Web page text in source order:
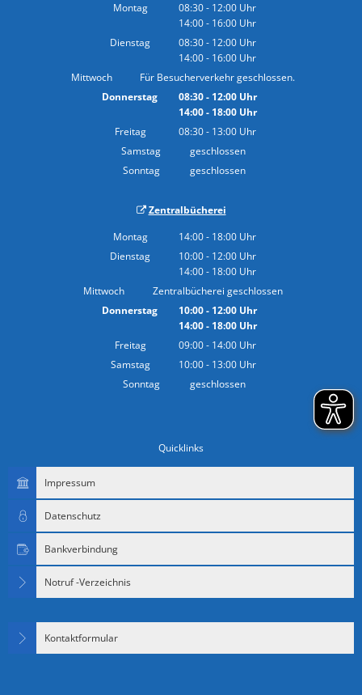
Montag
08:30- 12:00 Uhr
Von 08:30 bis 12:00 Uhr
14:00- 16:00 Uhr
Von 14:00 bis 16:00 Uhr
Dienstag 08:30- 12:00 Uhr
Von 08:30 bis 12:00 Uhr
14:00- 16:00 Uhr
Von 14:00 bis 16:00 Uhr
Mittwoch
Für Besucherverkehr geschlossen.
Donnerstag
08:30- 12:00Uhr
Von 08:30 bis 12:00 Uhr
14:00- 18:00Uhr
Von 14:00 bis 18:00 Uhr
Freitag 08:30- 13:00 Uhr
Von 08:30 bis 13:00 Uhr
Samstag
geschlossen
Sonntag
geschlossen
Zentralbücherei
Montag
14:00- 18:00 Uhr
Von 14:00 bis 18:00 Uhr
Dienstag 10:00- 12:00 Uhr
Von 10:00 bis 12:00 Uhr
14:00- 18:00 Uhr
Von 14:00 bis 18:00 Uhr
Mittwoch
Zentralbücherei geschlossen
Donnerstag
10:00- 12:00Uhr
Von 10:00 bis 12:00 Uhr
14:00- 18:00Uhr
Von 14:00 bis 18:00 Uhr
Freitag 09:00- 14:00 Uhr
Von 09:00 bis 14:00 Uhr
Samstag 10:00- 13:00 Uhr
Von 10:00 bis 13:00 Uhr
Sonntag geschlossen
Quicklinks
Impressum
Datenschutz
Bankverbindung
Notruf -Verzeichnis
Kontaktformular